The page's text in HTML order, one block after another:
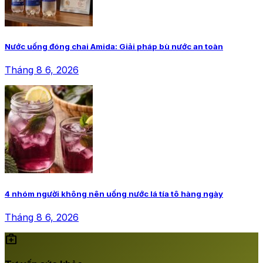
Nước uống đóng chai Amida: Giải pháp bù nước an toàn
Tháng 8 6, 2026
4 nhóm người không nên uống nước lá tía tô hàng ngày
Tháng 8 6, 2026
medical_services